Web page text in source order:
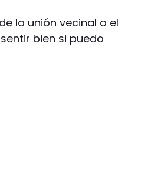
la unión vecinal o el
bien si puedo